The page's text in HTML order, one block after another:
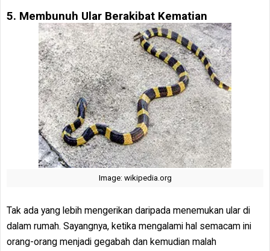
5. Membunuh Ular Berakibat Kematian
Image: wikipedia.org
Tak ada yang lebih mengerikan daripada menemukan ular di
dalam rumah. Sayangnya, ketika mengalami hal semacam ini
orang-orang menjadi gegabah dan kemudian malah